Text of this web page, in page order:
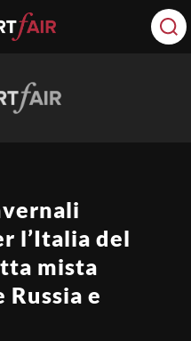
l’Italia del
mista
e